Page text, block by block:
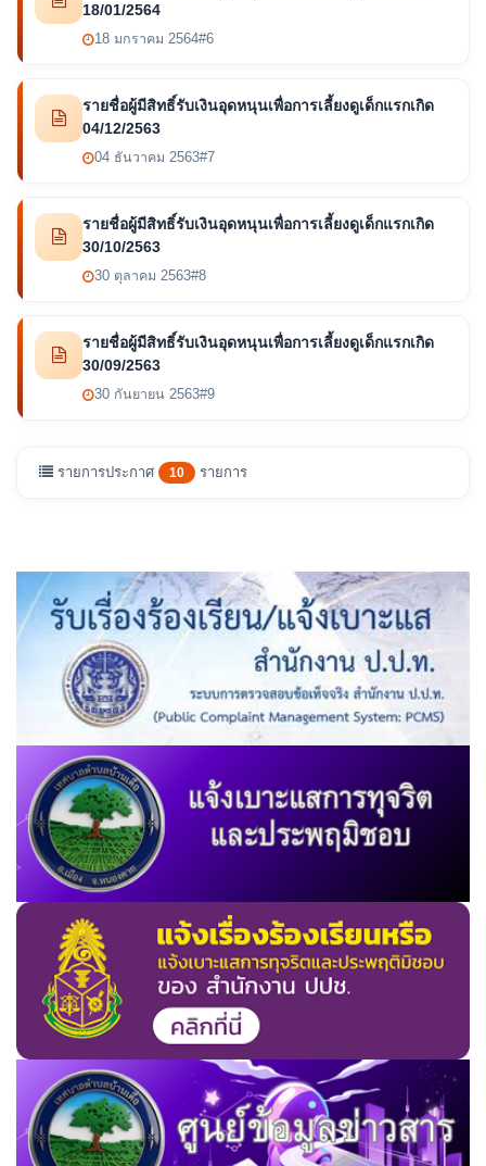
18/01/2564
18 มกราคม 2564#6
รายชื่อผู้มีสิทธิ์รับเงินอุดหนุนเพื่อการเลี้ยงดูเด็กแรกเกิด
04/12/2563
04 ธันวาคม 2563#7
รายชื่อผู้มีสิทธิ์รับเงินอุดหนุนเพื่อการเลี้ยงดูเด็กแรกเกิด
30/10/2563
30 ตุลาคม 2563#8
รายชื่อผู้มีสิทธิ์รับเงินอุดหนุนเพื่อการเลี้ยงดูเด็กแรกเกิด
30/09/2563
30 กันยายน 2563#9
รายการประกาศ 10 รายการ